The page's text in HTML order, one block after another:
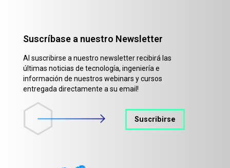
Suscríbase a nuestro Newsletter
Al suscribirse a nuestro newsletter recibirá las
últimas noticias de tecnología, ingeniería e
información de nuestros webinars y cursos
entregada directamente a su email!
Suscribirse